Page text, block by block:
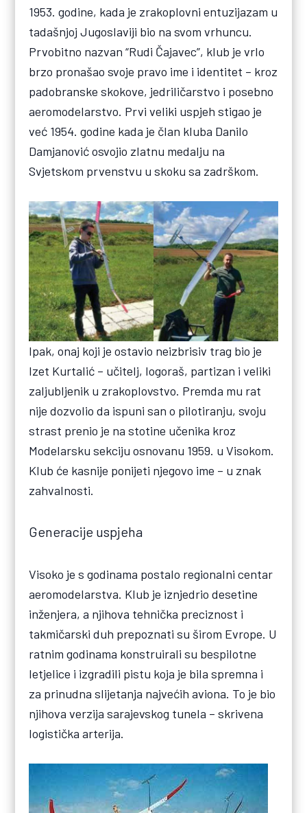
1953. godine, kada je zrakoplovni entuzijazam u
tadašnjoj Jugoslaviji bio na svom vrhuncu.
Prvobitno nazvan “Rudi Čajavec”, klub je vrlo
brzo pronašao svoje pravo ime i identitet – kroz
padobranske skokove, jedriličarstvo i posebno
aeromodelarstvo. Prvi veliki uspjeh stigao je
već 1954. godine kada je član kluba Danilo
Damjanović osvojio zlatnu medalju na
Svjetskom prvenstvu u skoku sa zadrškom.
Ipak, onaj koji je ostavio neizbrisiv trag bio je
Izet Kurtalić – učitelj, logoraš, partizan i veliki
zaljubljenik u zrakoplovstvo. Premda mu rat
nije dozvolio da ispuni san o pilotiranju, svoju
strast prenio je na stotine učenika kroz
Modelarsku sekciju osnovanu 1959. u Visokom.
Klub će kasnije ponijeti njegovo ime – u znak
zahvalnosti.
Generacije uspjeha
Visoko je s godinama postalo regionalni centar
aeromodelarstva. Klub je iznjedrio desetine
inženjera, a njihova tehnička preciznost i
takmičarski duh prepoznati su širom Evrope. U
ratnim godinama konstruirali su bespilotne
letjelice i izgradili pistu koja je bila spremna i
za prinudna slijetanja najvećih aviona. To je bio
njihova verzija sarajevskog tunela – skrivena
logistička arterija.